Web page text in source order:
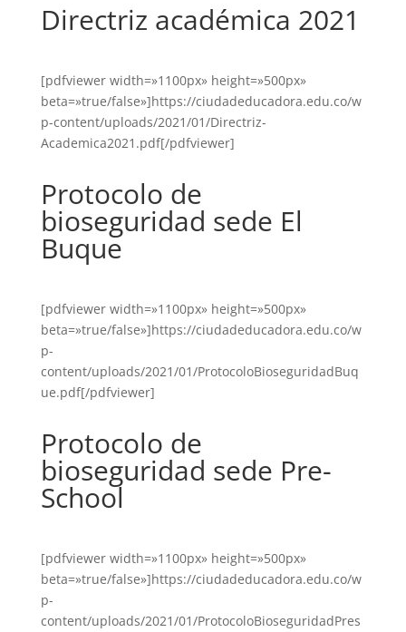
Directriz académica 2021
[pdfviewer width=»1100px» height=»500px»
beta=»true/false»]https://ciudadeducadora.edu.co/w
p-content/uploads/2021/01/Directriz-
Academica2021.pdf[/pdfviewer]
Protocolo de
bioseguridad sede El
Buque
[pdfviewer width=»1100px» height=»500px»
beta=»true/false»]https://ciudadeducadora.edu.co/w
p-
content/uploads/2021/01/ProtocoloBioseguridadBuq
ue.pdf[/pdfviewer]
Protocolo de
bioseguridad sede Pre-
School
[pdfviewer width=»1100px» height=»500px»
beta=»true/false»]https://ciudadeducadora.edu.co/w
p-
content/uploads/2021/01/ProtocoloBioseguridadPres